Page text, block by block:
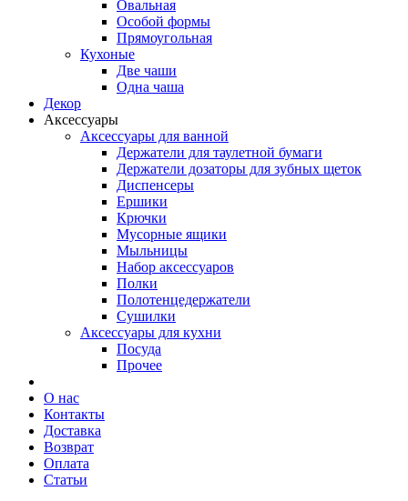
Овальная
Особой формы
Прямоугольная
Кухоные
Две чаши
Одна чаша
Декор
Аксессуары
Аксессуары для ванной
Держатели для таулетной бумаги
Держатели дозаторы для зубных щеток
Диспенсеры
Ершики
Крючки
Мусорные ящики
Мыльницы
Набор аксессуаров
Полки
Полотенцедержатели
Сушилки
Аксессуары для кухни
Посуда
Прочее
О нас
Контакты
Доставка
Возврат
Оплата
Статьи